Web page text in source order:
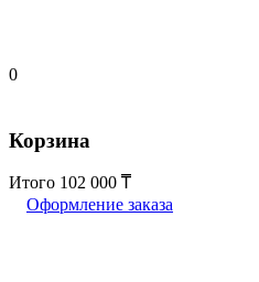
0
Корзина
Итого 102 000
Оформление заказа